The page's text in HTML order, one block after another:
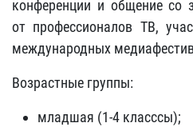
конференции и общение со
от профессионалов ТВ,
международных
Возрастные группы:
младшая (1-4 класссы);